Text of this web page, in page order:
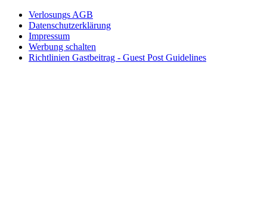
Verlosungs AGB
Datenschutzerklärung
Impressum
Werbung schalten
Richtlinien Gastbeitrag - Guest Post Guidelines